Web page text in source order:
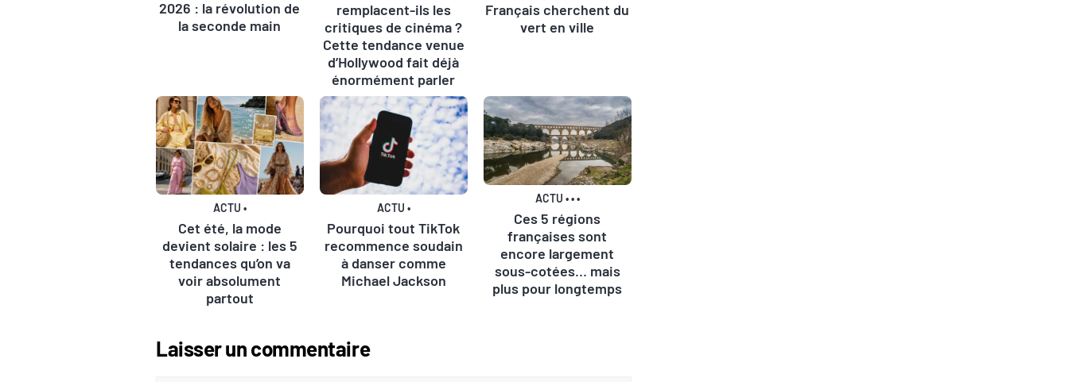
2026 : la révolution de
la seconde main
remplacent-ils les
critiques de cinéma ?
Cette tendance venue
d’Hollywood fait déjà
énormément parler
Français cherchent du
vert en ville
ACTU •
Cet été, la mode
devient solaire : les 5
tendances qu’on va
voir absolument
partout
ACTU •
Pourquoi tout TikTok
recommence soudain
à danser comme
Michael Jackson
ACTU •••
Ces 5 régions
françaises sont
encore largement
sous-cotées… mais
plus pour longtemps
Laisser un commentaire